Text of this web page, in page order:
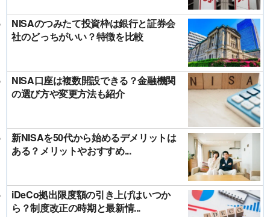
NISAのつみたて投資枠は銀行と証券会
社のどっちがいい？特徴を比較
NISA口座は複数開設できる？金融機関
の選び方や変更方法も紹介
新NISAを50代から始めるデメリットは
ある？メリットやおすすめ...
iDeCo拠出限度額の引き上げはいつか
ら？制度改正の時期と最新情...